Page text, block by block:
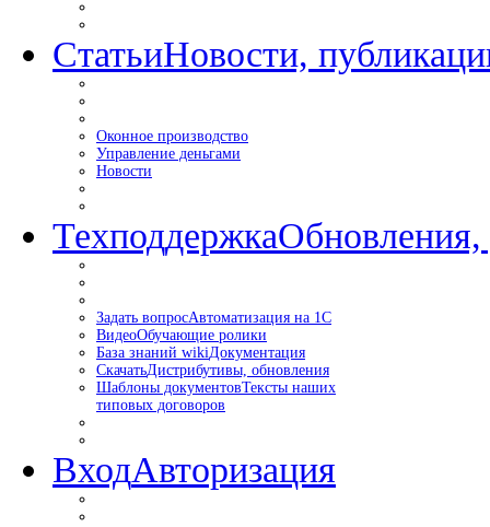
СтатьиНовости,
Оконное производство
Управление деньгами
Новости
Техподдержка
Задать вопросАвтоматизация на 1С
ВидеоОбучающие ролики
База знаний wikiДокументация
СкачатьДистрибутивы, обновления
Шаблоны документовТексты наших
типовых договоров
ВходАвторизация